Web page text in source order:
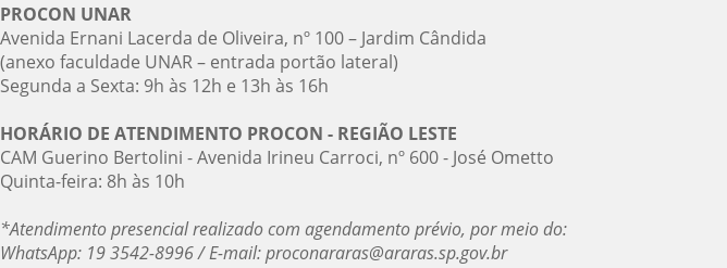
PROCON UNAR
Avenida Ernani Lacerda de Oliveira, nº 100 – Jardim Cândida
(anexo faculdade UNAR – entrada portão lateral)
Segunda a Sexta: 9h às 12h e 13h às 16h
HORÁRIO DE ATENDIMENTO PROCON - REGIÃO LESTE
CAM Guerino Bertolini - Avenida Irineu Carroci, nº 600 - José Ometto
Quinta-feira: 8h às 10h
*Atendimento presencial realizado com agendamento prévio, por meio do:
WhatsApp: 19 3542-8996 / E-mail: proconararas@araras.sp.gov.br